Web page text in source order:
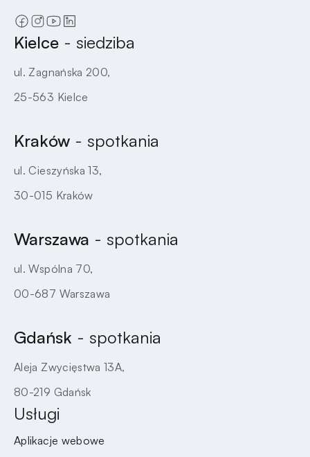
Kielce - siedziba
ul. Zagnańska 200,
25-563 Kielce
Kraków - spotkania
ul. Cieszyńska 13,
30-015 Kraków
Warszawa - spotkania
ul. Wspólna 70,
00-687 Warszawa
Gdańsk - spotkania
Aleja Zwycięstwa 13A,
80-219 Gdańsk
Usługi
Aplikacje webowe